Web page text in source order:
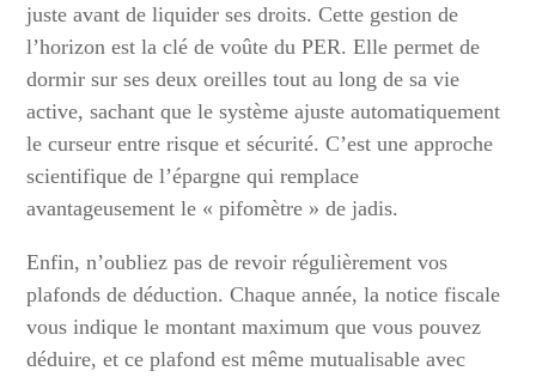
juste avant de liquider ses droits. Cette gestion de
l’horizon est la clé de voûte du PER. Elle permet de
dormir sur ses deux oreilles tout au long de sa vie
active, sachant que le système ajuste automatiquement
le curseur entre risque et sécurité. C’est une approche
scientifique de l’épargne qui remplace
avantageusement le « pifomètre » de jadis.
Enfin, n’oubliez pas de revoir régulièrement vos
plafonds de déduction. Chaque année, la notice fiscale
vous indique le montant maximum que vous pouvez
déduire, et ce plafond est même mutualisable avec